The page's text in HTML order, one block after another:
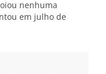
nenhuma
em julho de